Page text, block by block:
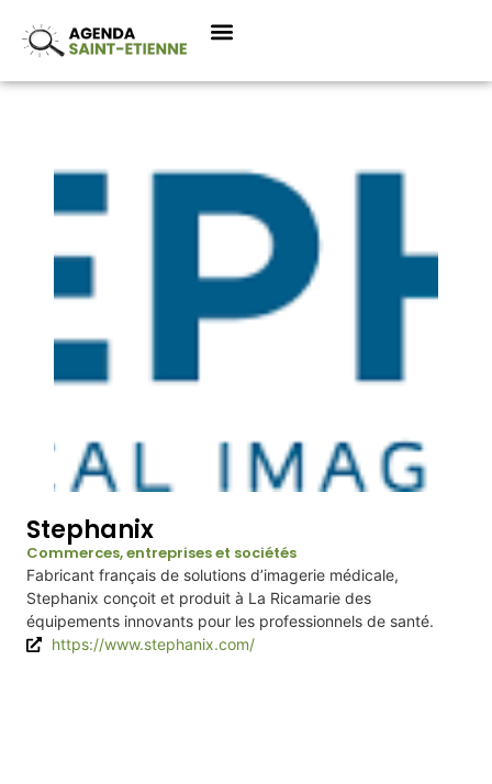
Stephanix
Commerces, entreprises et sociétés
Fabricant français de solutions d’imagerie médicale,
Stephanix conçoit et produit à La Ricamarie des
équipements innovants pour les professionnels de santé.
https://www.stephanix.com/